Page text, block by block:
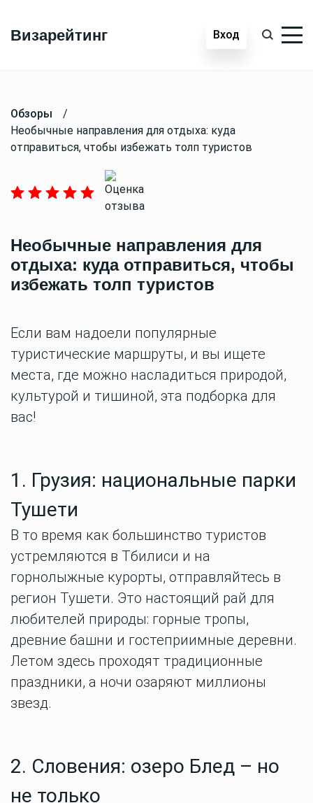
Визарейтинг Вход
Обзоры
/
Необычные направления для отдыха: куда
отправиться, чтобы избежать толп туристов
Необычные направления для
отдыха: куда отправиться, чтобы
избежать толп туристов
Если вам надоели популярные
туристические маршруты, и вы ищете
места, где можно насладиться природой,
культурой и тишиной, эта подборка для
вас!
1. Грузия: национальные парки
Тушети
В то время как большинство туристов
устремляются в Тбилиси и на
горнолыжные курорты, отправляйтесь в
регион Тушети. Это настоящий рай для
любителей природы: горные тропы,
древние башни и гостеприимные деревни.
Летом здесь проходят традиционные
праздники, а ночи озаряют миллионы
звезд.
2. Словения: озеро Блед – но
не только